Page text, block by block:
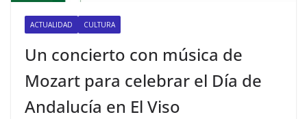
ACTUALIDAD CULTURA
Un concierto con música de
Mozart para celebrar el Día de
Andalucía en El Viso